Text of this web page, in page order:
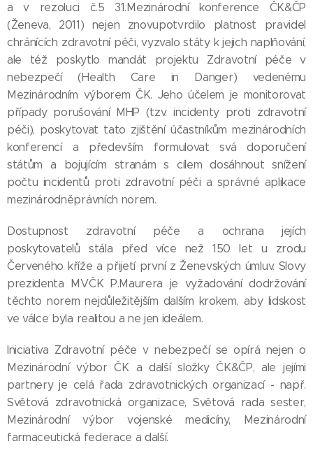
a v rezoluci č.5 31.Mezinárodní konference ČK&ČP
(Ženeva, 2011) nejen znovupotvrdilo platnost pravidel
chránících zdravotní péči, vyzvalo státy k jejich naplňování,
ale též poskytlo mandát projektu Zdravotní péče v
nebezpečí (Health Care in Danger) vedenému
Mezinárodním výborem ČK. Jeho účelem je monitorovat
případy porušování MHP (tzv. incidenty proti zdravotní
péči), poskytovat tato zjištění účastníkům mezinárodních
konferencí a především formulovat svá doporučení
státům a bojujícím stranám s cílem dosáhnout snížení
počtu incidentů proti zdravotní péči a správné aplikace
mezinárodněprávních norem.
Dostupnost zdravotní péče a ochrana jejích
poskytovatelů stála před více než 150 let u zrodu
Červeného kříže a přijetí první z Ženevských úmluv. Slovy
prezidenta MVČK P.Maurera je vyžadování dodržování
těchto norem nejdůležitějším dalším krokem, aby lidskost
ve válce byla realitou a ne jen ideálem.
Iniciativa Zdravotní péče v nebezpečí se opírá nejen o
Mezinárodní výbor ČK a další složky ČK&ČP, ale jejími
partnery je celá řada zdravotnických organizací - např.
Světová zdravotnická organizace, Světová rada sester,
Mezinárodní výbor vojenské medicíny, Mezinárodní
farmaceutická federace a další.